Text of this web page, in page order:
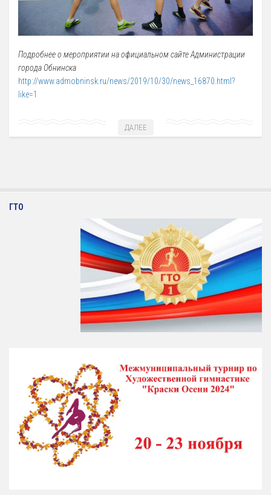
Подробнее о мероприятии на официальном сайте Администрации
города Обнинска
http://www.admobninsk.ru/news/2019/10/30/news_16870.html?
like=1
ДАЛЕЕ
ГТО